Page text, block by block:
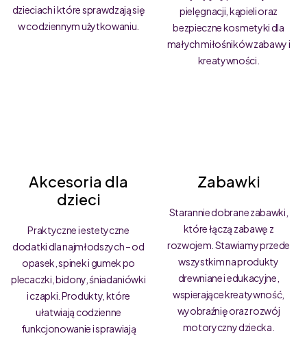
dzieciach i które sprawdzają się
w codziennym użytkowaniu.
pielęgnacji, kąpieli oraz
bezpieczne kosmetyki dla
małych miłośników zabawy i
kreatywności.
Akcesoria dla
dzieci
Praktyczne i estetyczne
dodatki dla najmłodszych – od
opasek, spinek i gumek po
plecaczki, bidony, śniadaniówki
i czapki. Produkty, które
ułatwiają codzienne
funkcjonowanie i sprawiają
Zabawki
Starannie dobrane zabawki,
które łączą zabawę z
rozwojem. Stawiamy przede
wszystkim na produkty
drewniane i edukacyjne,
wspierające kreatywność,
wyobraźnię oraz rozwój
motoryczny dziecka.